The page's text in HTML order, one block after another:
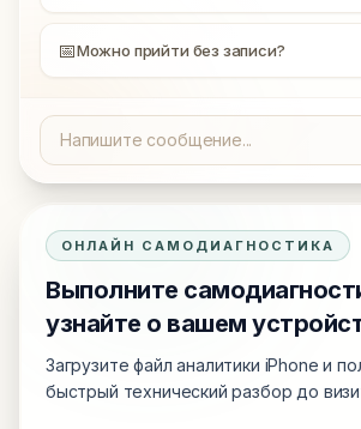
📅Можно прийти без записи?
ОНЛАЙН САМОДИАГНОСТИКА
Выполните
узнайте о вашем
Загрузите файл аналитики iPhone и
быстрый технический разбор до